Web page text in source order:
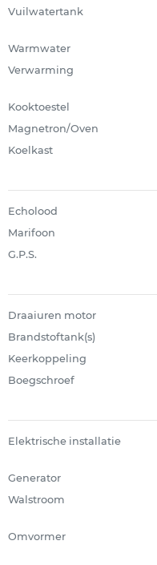
Vuilwatertank
Warmwater
Verwarming
Kooktoestel
Magnetron/Oven
Koelkast
Echolood
Marifoon
G.P.S.
Draaiuren motor
Brandstoftank(s)
Keerkoppeling
Boegschroef
Elektrische installatie
Generator
Walstroom
Omvormer